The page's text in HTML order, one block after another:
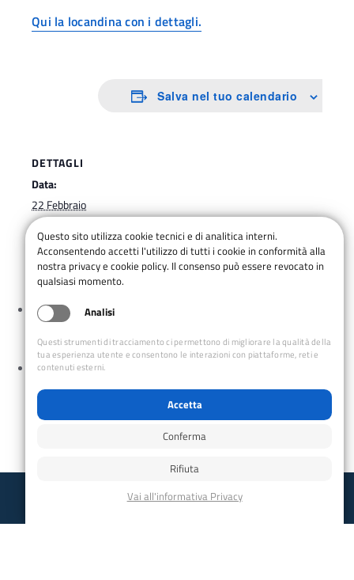
Qui la locandina con i dettagli.
Salva nel tuo calendario
DETTAGLI
Data:
22 Febbraio
Categoria Evento:
ESC
Caffè con il CAI: Adotta un Senior
Serata Introduttiva sul GPS ed Editing di una Traccia
Questo sito utilizza cookie tecnici e di analitica interni.
Acconsentendo accetti l'utilizzo di tutti i cookie in conformità alla
nostra privacy e cookie policy. Il consenso può essere revocato in
qualsiasi momento.
Analisi
Questi strumenti di tracciamento ci permettono di migliorare la qualità della
tua esperienza utente e consentono le interazioni con piattaforme, reti e
contenuti esterni.
Accetta
Conferma
Rifiuta